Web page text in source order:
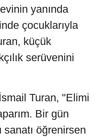
yanında
çocuklarıyla
küçük
serüvenini
Turan, "Elimi
Bir gün
öğrenirsen